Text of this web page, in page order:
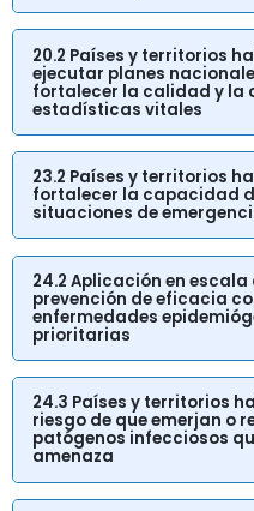
20.2 Países y territorios
ejecutar planes
fortalecer la calidad y la
estadísticas vitales
23.2 Países y territorios
fortalecer la capacidad
situaciones de
24.2 Aplicación en
prevención de eficacia
enfermedades
prioritarias
24.3 Países y territorios
riesgo de que emerjan o
patógenos infecciosos
amenaza